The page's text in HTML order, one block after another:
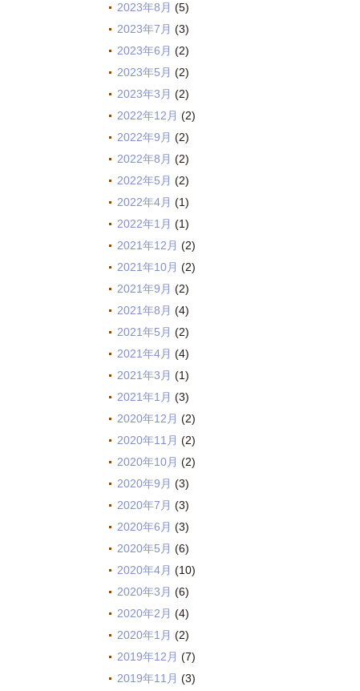
2023年8月 (5)
2023年7月 (3)
2023年6月 (2)
2023年5月 (2)
2023年3月 (2)
2022年12月 (2)
2022年9月 (2)
2022年8月 (2)
2022年5月 (2)
2022年4月 (1)
2022年1月 (1)
2021年12月 (2)
2021年10月 (2)
2021年9月 (2)
2021年8月 (4)
2021年5月 (2)
2021年4月 (4)
2021年3月 (1)
2021年1月 (3)
2020年12月 (2)
2020年11月 (2)
2020年10月 (2)
2020年9月 (3)
2020年7月 (3)
2020年6月 (3)
2020年5月 (6)
2020年4月 (10)
2020年3月 (6)
2020年2月 (4)
2020年1月 (2)
2019年12月 (7)
2019年11月 (3)